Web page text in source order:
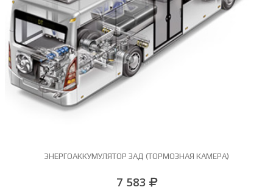
ЭНЕРГОАККУМУЛЯТОР ЗАД (ТОРМОЗНАЯ КАМЕРА)
7 583